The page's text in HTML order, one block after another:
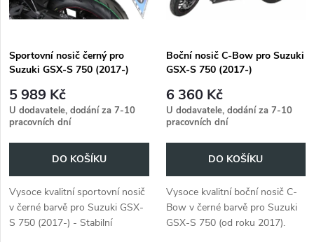
í
p
r
o
d
u
i
s
p
r
o
d
u
Sportovní nosič černý pro
Suzuki GSX-S 750 (2017-)
5 989 Kč
U dodavatele, dodání za 7-10
pracovních dní
DO KOŠÍKU
Vysoce kvalitní sportovní nosič
v černé barvě pro Suzuki GSX-
S 750 (2017-) - Stabilní
Boční nosič C-Bow pro Suzuki
GSX-S 750 (2017-)
6 360 Kč
U dodavatele, dodání za 7-10
pracovních dní
DO KOŠÍKU
Vysoce kvalitní boční nosič C-
Bow v černé barvě pro Suzuki
GSX-S 750 (od roku 2017).